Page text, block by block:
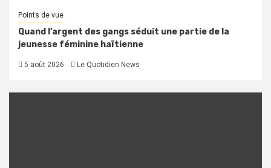
Points de vue
Quand l’argent des gangs séduit une partie de la
jeunesse féminine haïtienne
5 août 2026 Le Quotidien News